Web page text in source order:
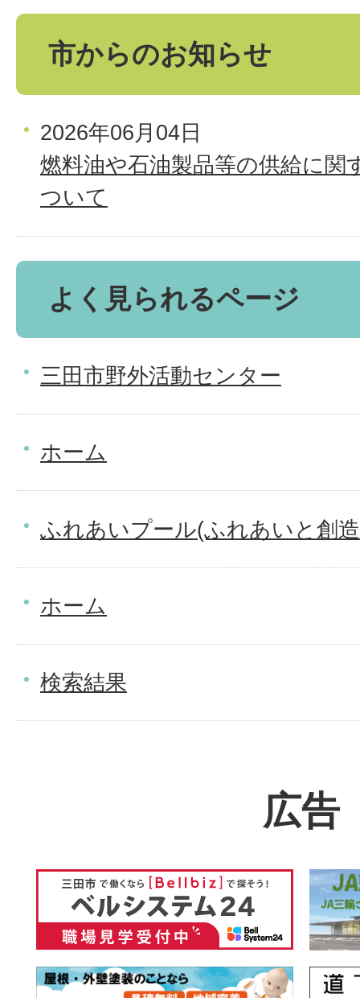
市からのお知らせ
2026年06月04日
燃料油や石油製品等の供給に関
ついて
よく見られるページ
三田市野外活動センター
ホーム
ふれあいプール(ふれあいと創
ホーム
検索結果
広告